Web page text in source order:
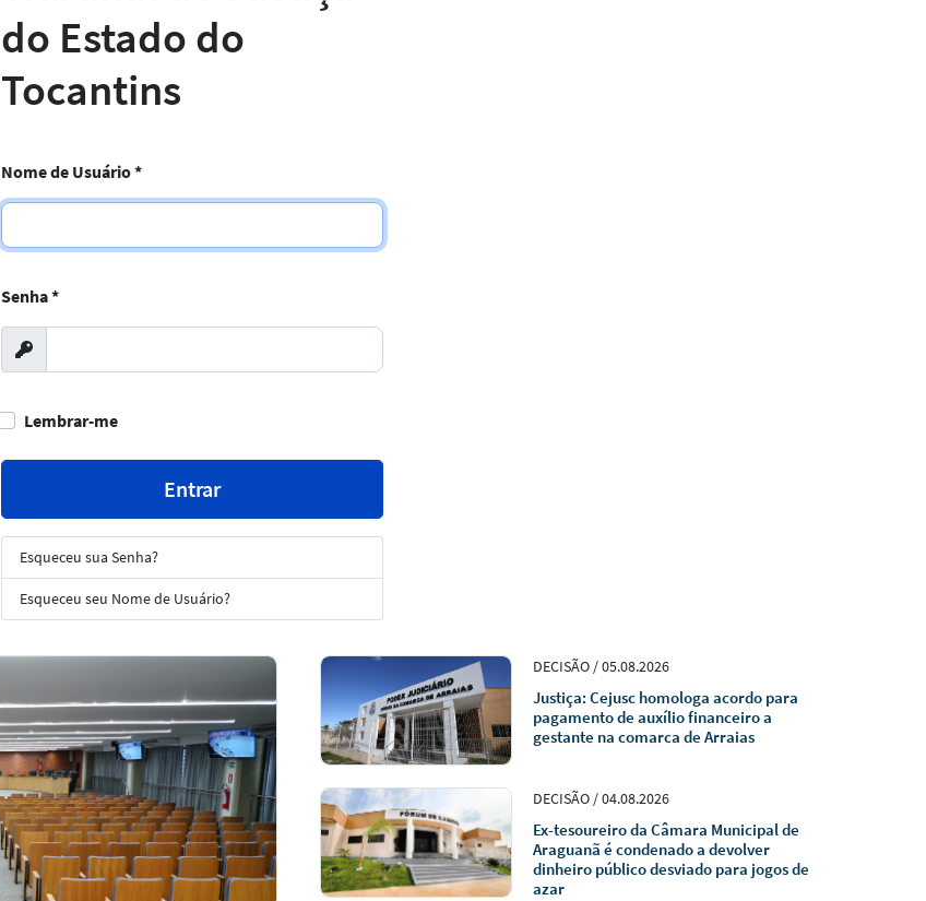
do Estado do
Tocantins
Nome de Usuário*
Senha*
Exibir
Lembrar-me
Entrar
Esqueceu sua Senha?
Esqueceu seu Nome de Usuário?
DECISÃO / 05.08.2026
Justiça: Cejusc homologa acordo para
pagamento de auxílio financeiro a
gestante na comarca de Arraias
DECISÃO / 04.08.2026
Ex-tesoureiro da Câmara Municipal de
Araguanã é condenado a devolver
dinheiro público desviado para jogos de
azar